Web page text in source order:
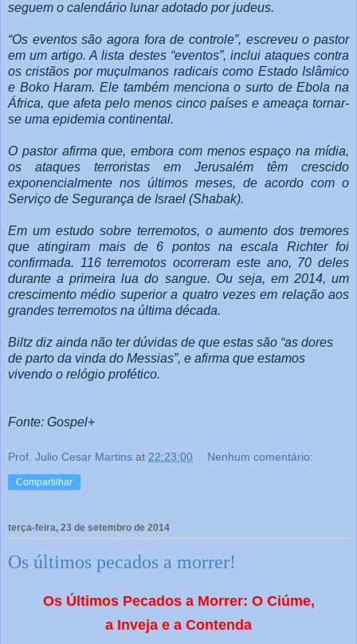
seguem o calendário lunar adotado por judeus.
“Os eventos são agora fora de controle”, escreveu o pastor
em um artigo. A lista destes “eventos”, inclui ataques contra
os cristãos por muçulmanos radicais como Estado Islâmico
e Boko Haram. Ele também menciona o surto de Ebola na
África, que afeta pelo menos cinco países e ameaça tornar-
se uma epidemia continental.
O pastor afirma que, embora com menos espaço na mídia,
os ataques terroristas em Jerusalém têm crescido
exponencialmente nos últimos meses, de acordo com o
Serviço de Segurança de Israel (Shabak).
Em um estudo sobre terremotos, o aumento dos tremores
que atingiram mais de 6 pontos na escala Richter foi
confirmada. 116 terremotos ocorreram este ano, 70 deles
durante a primeira lua do sangue. Ou seja, em 2014, um
crescimento médio superior a quatro vezes em relação aos
grandes terremotos na última década.
Biltz diz ainda não ter dúvidas de que estas são “as dores
de parto da vinda do Messias”, e afirma que estamos
vivendo o relógio profético.
Fonte: Gospel+
Prof. Julio Cesar Martins at 22:23:00 Nenhum comentário:
Compartilhar
terça-feira, 23 de setembro de 2014
Os últimos pecados a morrer!
Os Últimos Pecados a Morrer: O Ciúme,
a Inveja e a Contenda